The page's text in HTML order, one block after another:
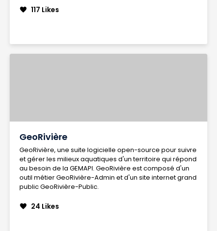
favorite 117 Likes
GeoRivière
GeoRivière, une suite logicielle open-source pour suivre
et gérer les milieux aquatiques d'un territoire qui répond
au besoin de la GEMAPI. GeoRivière est composé d'un
outil métier GeoRivière-Admin et d'un site internet grand
public GeoRivière-Public.
favorite 24 Likes